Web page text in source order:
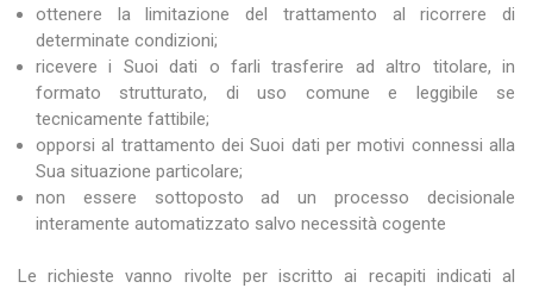
ottenere la limitazione del trattamento al ricorrere di
determinate condizioni;
ricevere i Suoi dati o farli trasferire ad altro titolare, in
formato strutturato, di uso comune e leggibile se
tecnicamente fattibile;
opporsi al trattamento dei Suoi dati per motivi connessi alla
Sua situazione particolare;
non essere sottoposto ad un processo decisionale
interamente automatizzato salvo necessità cogente
Le richieste vanno rivolte per iscritto ai recapiti indicati al